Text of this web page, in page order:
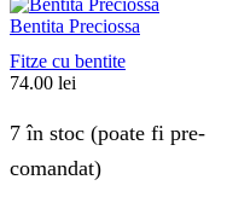
Bentita Preciossa
Fitze cu bentite
74.00 lei
7 în stoc (poate fi pre-
comandat)